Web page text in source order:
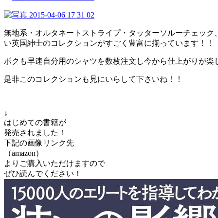
無地系・オルタネートストライプ・タッターソルーチェッ
い英国紳士のコレクションがすごく豊富に揃っています！！
ボクも早速自分用のシャツを数枚注文し今から仕上がりが楽
是非このコレクションも見にいらして下さいね！！
↓
はじめての書籍が
発売されました！
下記の画像リンク先
（amazon）
よりご購入いただけますので
ぜひ読んでください！